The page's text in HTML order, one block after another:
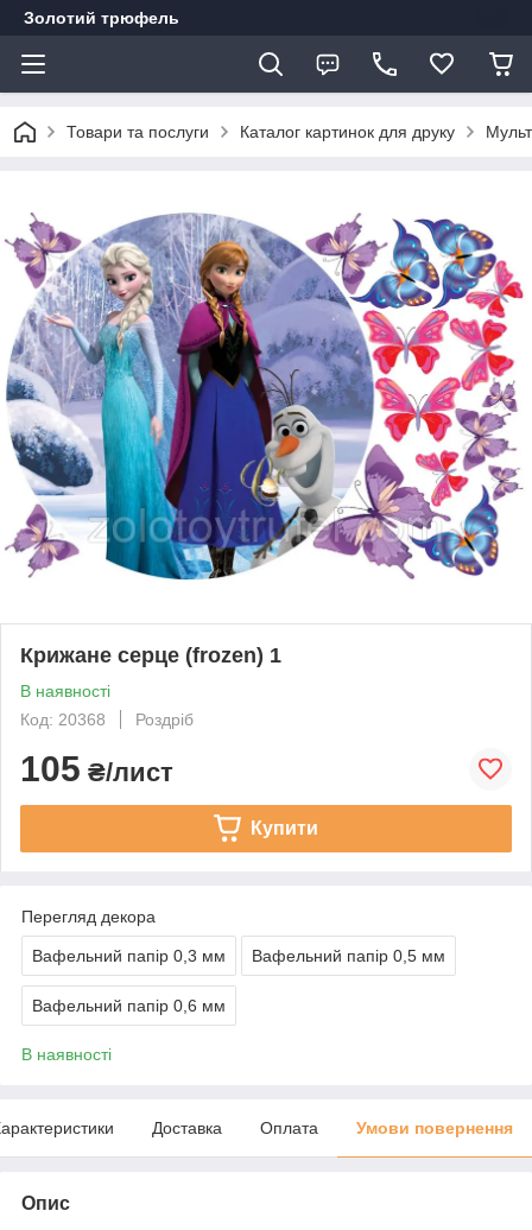
Золотий трюфель
Товари та послуги Каталог картинок для друку
Крижане серце (frozen) 1
В наявності
Код: 20368
Роздріб
105 ₴/лист
Купити
Перегляд декора
Вафельний папір 0,3 мм Вафельний папір 0,5 мм
Вафельний папір 0,6 мм
В наявності
Доставка Оплата Умови повернення
Опис